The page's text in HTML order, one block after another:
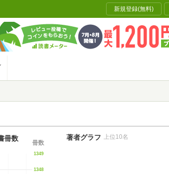
新規登録(無料)
1348
1349
冊数
冊数 著者グラフ 上位10名